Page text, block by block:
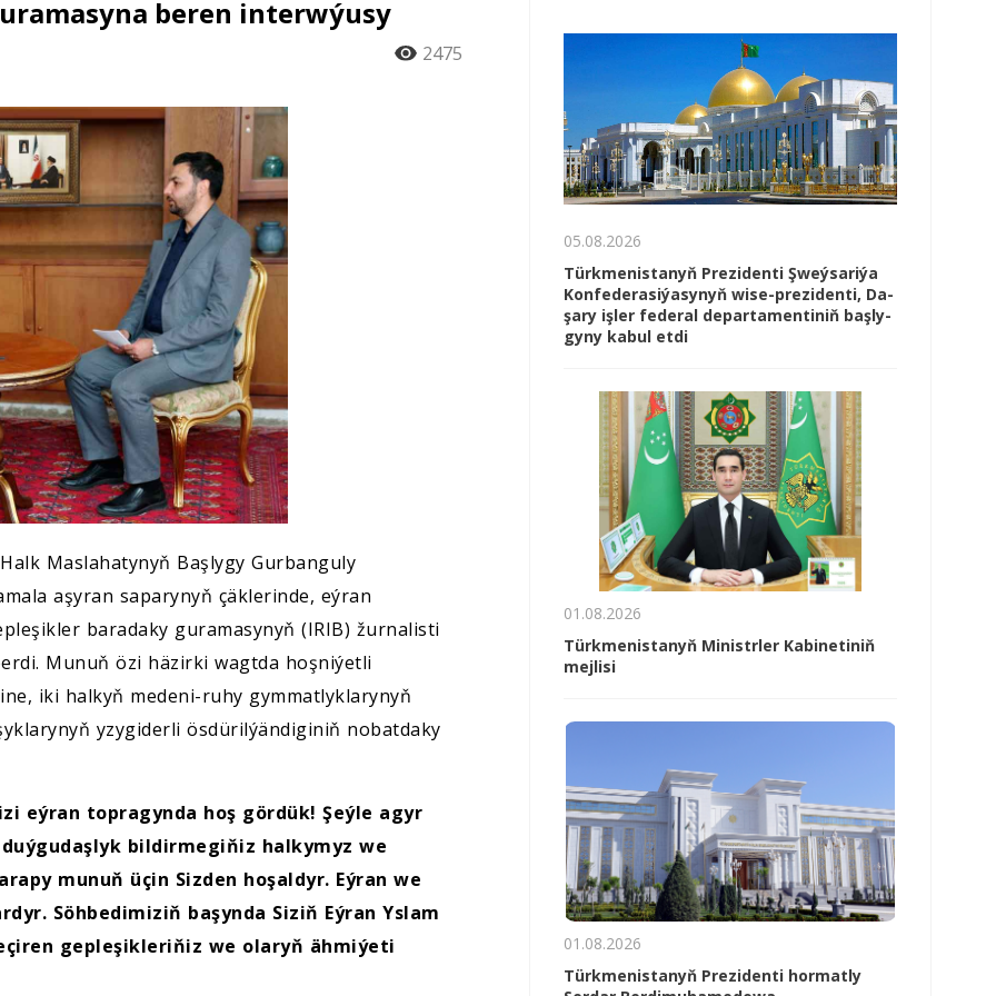
beren interwýusy
2475
Maslahatynyň Başlygy Gurbanguly
aşyran saparynyň çäklerinde, eýran
baradaky guramasynyň (IRIB) žurnalisti
Munuň özi häzirki wagtda hoşniýetli
iki halkyň medeni-ruhy gymmatlyklarynyň
yzygiderli ösdürilýändiginiň nobatdaky
eýran topragynda hoş gördük! Şeýle agyr
bildirmegiňiz halkymyz we
munuň üçin Sizden hoşaldyr. Eýran we
Söhbedimiziň başynda Siziň Eýran Yslam
gepleşikleriňiz we olaryň ähmiýeti
05.08.2026
Türk­me­nis­ta­nyň Prezidenti Şweý­sa­ri­ýa
Kon­fe­de­ra­si­ýa­sy­nyň wi­se-prezidenti, Da­
şa­ry iş­ler fe­de­ral de­par­ta­men­ti­niň baş­ly­
gy­ny ka­bul et­di
01.08.2026
Türkmenistanyň Ministrler Kabinetiniň
mejlisi
01.08.2026
Türkmenistanyň Prezidenti hormatly